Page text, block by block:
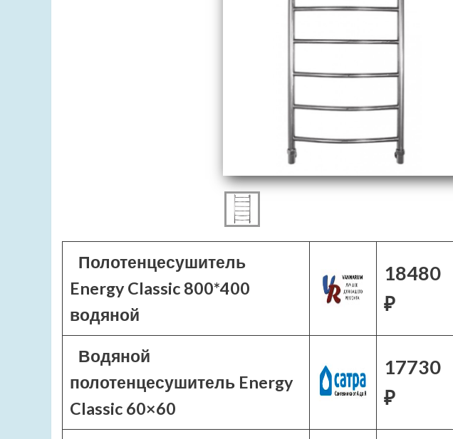
Полотенцесушитель
Energy Classic 800*400
водяной
18480
₽
Водяной
полотенцесушитель Energy
Classic 60×60
17730
₽